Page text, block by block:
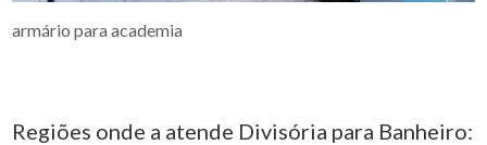
armário para academia
Regiões onde a atende Divisória para Banheiro: